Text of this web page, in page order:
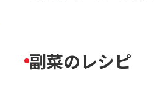
副菜のレシピ